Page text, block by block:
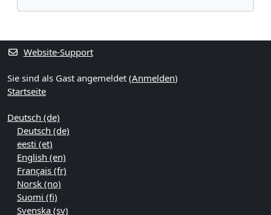
Ergänzungsblöcke
Website-Support
Sie sind als Gast angemeldet (Anmelden)
Startseite
Deutsch ‎(de)‎
Deutsch ‎(de)‎
eesti ‎(et)‎
English ‎(en)‎
Français ‎(fr)‎
Norsk ‎(no)‎
Suomi ‎(fi)‎
Svenska ‎(sv)‎